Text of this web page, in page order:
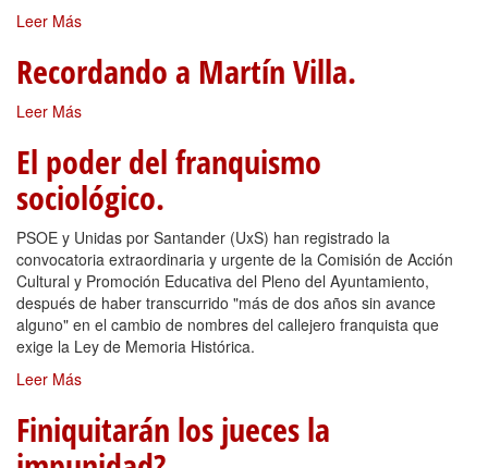
Leer Más
Recordando a Martín Villa.
Leer Más
El poder del franquismo
sociológico.
PSOE y Unidas por Santander (UxS) han registrado la
convocatoria extraordinaria y urgente de la Comisión de Acción
Cultural y Promoción Educativa del Pleno del Ayuntamiento,
después de haber transcurrido "más de dos años sin avance
alguno" en el cambio de nombres del callejero franquista que
exige la Ley de Memoria Histórica.
Leer Más
Finiquitarán los jueces la